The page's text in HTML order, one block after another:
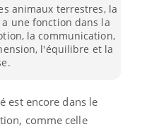
animaux terrestres, la
une fonction dans la
la communication,
l'équilibre et la
est encore dans le
comme celle